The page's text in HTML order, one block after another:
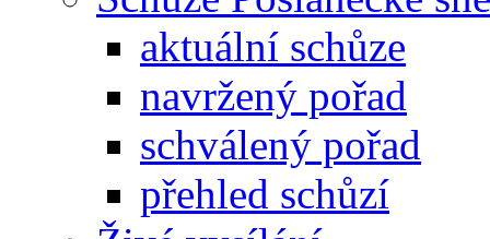
aktuální schůze
navržený pořad
schválený pořad
přehled schůzí